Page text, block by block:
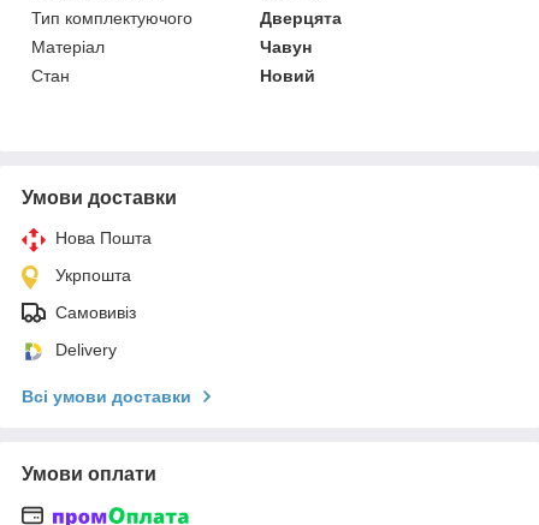
Тип комплектуючого
Дверцята
Матеріал
Чавун
Стан
Новий
Умови доставки
Нова Пошта
Укрпошта
Самовивіз
Delivery
Всі умови доставки
Умови оплати